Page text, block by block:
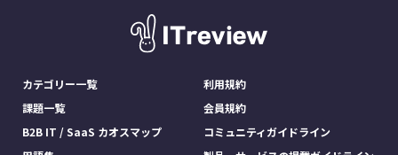
カテゴリー一覧
課題一覧
B2B IT / SaaS カオスマップ
利用規約
会員規約
コミュニティガイドライン